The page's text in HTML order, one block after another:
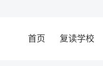
首页 复读学校